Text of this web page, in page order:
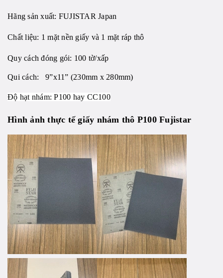
Hãng sản xuất: FUJISTAR Japan
Chất liệu: 1 mặt nền giấy và 1 mặt ráp thô
Quy cách đóng gói: 100 tờ/xấp
Qui cách: 9”x11” (230mm x 280mm)
Độ hạt nhám: P100 hay CC100
Hình ảnh thực tế giấy nhám thô P100 Fujistar